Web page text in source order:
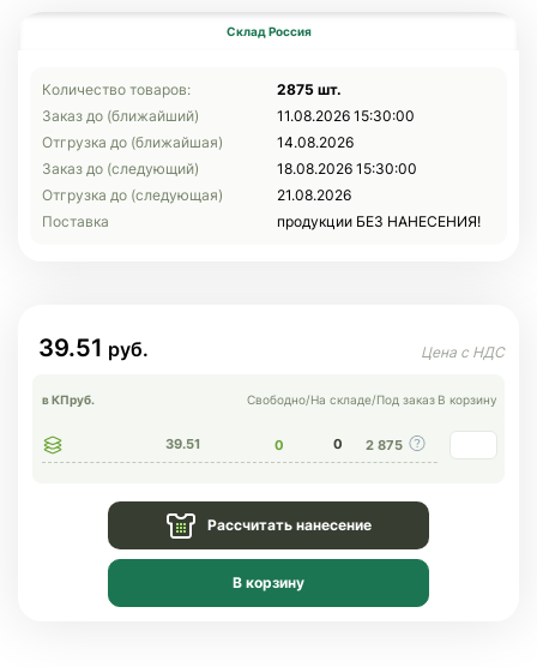
Склад Россия
Количество товаров:
2875 шт.
Заказ до (ближайший)
11.08.2026 15:30:00
Отгрузка до (ближайшая)
14.08.2026
Заказ до (следующий)
18.08.2026 15:30:00
Отгрузка до (следующая)
21.08.2026
Поставка
продукции БЕЗ НАНЕСЕНИЯ!
39.51
в КПруб. Свободно/На складе/Под заказ В корзину
39.51 0 0 2 875
Рассчитать нанесение
В корзину